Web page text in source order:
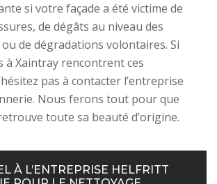
si votre façade a été victime de
de dégâts au niveau des
de dégradations volontaires. Si
à Xaintray rencontrent ces
pas à contacter l’entreprise
Nous ferons tout pour que
toute sa beauté d’origine.
À L’ENTREPRISE HELFRITT